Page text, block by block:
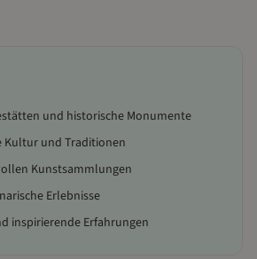
und historische Monumente
Kultur und Traditionen
Kunstsammlungen
Erlebnisse
inspirierende Erfahrungen